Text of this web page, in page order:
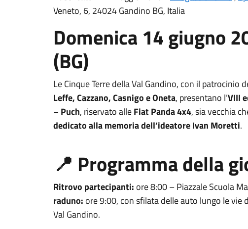
Veneto, 6, 24024 Gandino BG, Italia
Domenica 14 giugno
(BG)
Le Cinque Terre della Val Gandino, con il patrocinio
Leffe, Cazzano, Casnigo e Oneta, presentano l’VIII
– Puch, riservato alleFiat Panda 4x4, sia vecchia
dedicato alla memoria dell’ideatore Ivan Moretti.
📍 Programma della
Ritrovo partecipanti: ore 8:00 – Piazzale Scuola
raduno: ore 9:00, con sfilata delle auto lungo le vie
Val Gandino.